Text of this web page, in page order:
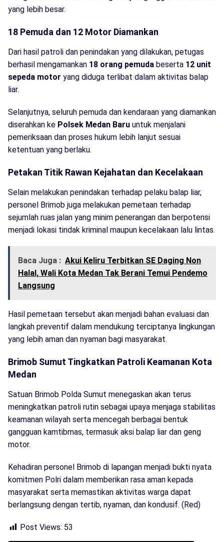
yang lebih besar.
18 Pemuda dan 12 Motor Diamankan
Dari hasil patroli dan penindakan yang dilakukan, petugas
berhasil mengamankan 18 orang pemuda beserta 12 unit
sepeda motor yang diduga terlibat dalam aktivitas balap
liar.
Selanjutnya, seluruh pemuda dan kendaraan yang diamankan
diserahkan ke Polsek Medan Baru untuk menjalani
pemeriksaan dan proses hukum lebih lanjut sesuai
ketentuan yang berlaku.
Petakan Titik Rawan Kejahatan dan Kecelakaan
Selain melakukan penindakan terhadap pelaku balap liar,
personel Brimob juga melakukan pemetaan terhadap
sejumlah ruas jalan yang minim penerangan dan berpotensi
menjadi lokasi tindak kriminal maupun kecelakaan lalu lintas.
Baca Juga : Akui Keliru Terbitkan SE Daging Non
Halal, Wali Kota Medan Tak Berani Temui Pendemo
Langsung
Hasil pemetaan tersebut akan menjadi bahan evaluasi dan
langkah preventif dalam mendukung terciptanya lingkungan
yang lebih aman dan nyaman bagi masyarakat.
Brimob Sumut Tingkatkan Patroli Keamanan Kota
Medan
Satuan Brimob Polda Sumut menegaskan akan terus
meningkatkan patroli rutin sebagai upaya menjaga stabilitas
keamanan wilayah serta mencegah berbagai bentuk
gangguan kamtibmas, termasuk aksi balap liar dan geng
motor.
Kehadiran personel Brimob di lapangan menjadi bukti nyata
komitmen Polri dalam memberikan rasa aman kepada
masyarakat serta memastikan aktivitas warga dapat
berlangsung dengan tertib, nyaman, dan kondusif. (Red)
Post Views: 53